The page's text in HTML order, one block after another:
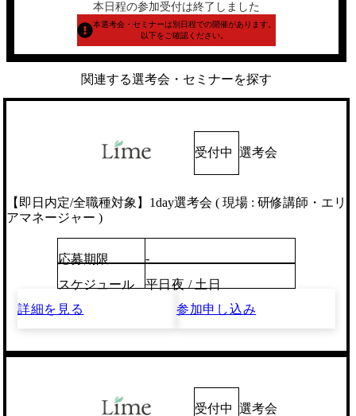
本日程の参加受付は終了しました
本選考会・セミナーは別日程での開催があります。
以下をご確認ください。
関連する選考会・セミナーを探す
受付中 選考会
【即日内定/全職種対象】1day選考会 ( 現場 : 研修講師・エリ
アマネージャー )
応募期限
-
スケジュール
平日夜 / 土日
詳細を見る
参加申し込み
受付中 選考会